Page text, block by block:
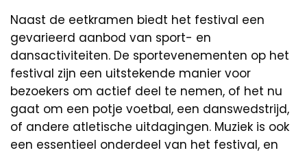
Naast de eetkramen biedt het festival een
gevarieerd aanbod van sport- en
dansactiviteiten. De sportevenementen op het
festival zijn een uitstekende manier voor
bezoekers om actief deel te nemen, of het nu
gaat om een potje voetbal, een danswedstrijd,
of andere atletische uitdagingen. Muziek is ook
een essentieel onderdeel van het festival, en